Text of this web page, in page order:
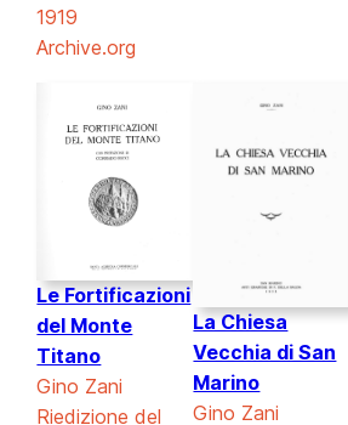
1919
Archive.org
Le Fortificazioni
del Monte
Titano
Gino Zani
Riedizione del
La Chiesa
Vecchia di San
Marino
Gino Zani